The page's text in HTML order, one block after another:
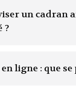
un cadran
?
ligne : que